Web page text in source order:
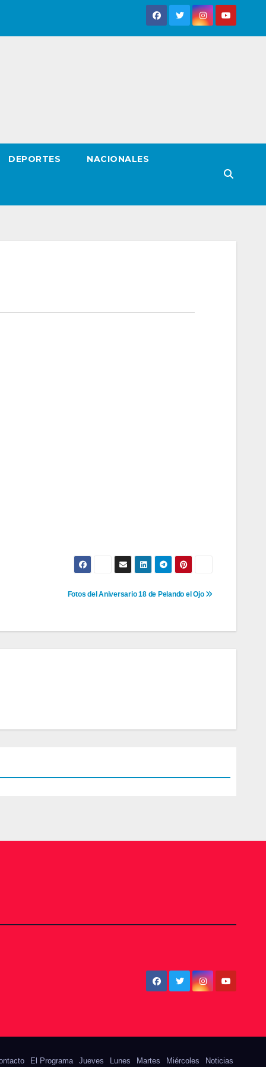
DEPORTES NACIONALES
Fotos del Aniversario 18 de Pelando el Ojo
El Programa Jueves Lunes Martes Miércoles Noticias